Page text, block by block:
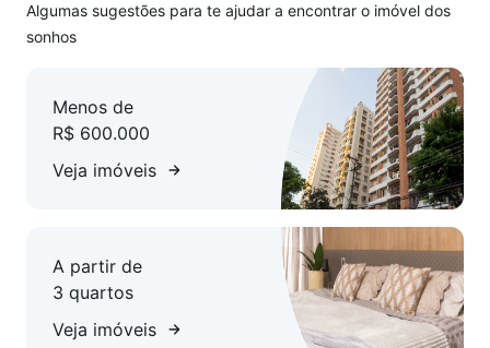
Algumas sugestões para te ajudar a encontrar o imóvel dos
sonhos
Menos de
R$ 600.000
Veja imóveis
A partir de
3 quartos
Veja imóveis